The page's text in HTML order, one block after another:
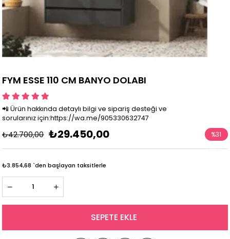
FYM ESSE 110 CM BANYO DOLABI
📲 Ürün hakkında detaylı bilgi ve sipariş desteği ve
sorularınız için:https://wa.me/905330632747
₺42.700,00 ₺29.450,00 %31
İndirim
₺3.854,68 `den başlayan taksitlerle